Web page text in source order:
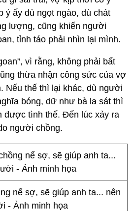
ý ấy dù ngọt ngào, dù chát
lượng, cũng khiến người
tỉnh táo phải nhìn lại mình.
vì rằng, không phải bất
thừa nhận công sức của vợ
Nếu thế thì lại khác, dù người
bóng, dữ như bà la sát thì
được tình thế. Đến lúc xảy ra
người chồng.
nể sợ, sẽ giúp anh ta... nên
- Ảnh minh họa